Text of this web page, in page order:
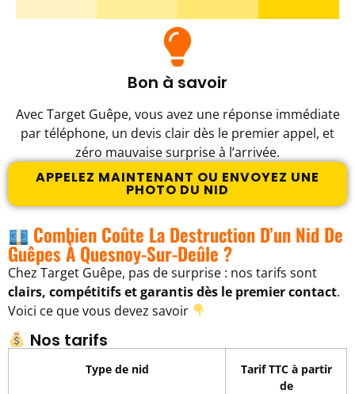
Bon à savoir
Avec Target Guêpe, vous avez une réponse immédiate
par téléphone, un devis clair dès le premier appel, et
zéro mauvaise surprise à l’arrivée.
APPELEZ MAINTENANT OU ENVOYEZ UNE
PHOTO DU NID
Combien Coûte La Destruction D’un Nid De
Guêpes À Quesnoy-Sur-Deûle ?
Chez Target Guêpe, pas de surprise : nos tarifs sont
clairs, compétitifs et garantis dès le premier contact.
Voici ce que vous devez savoir
Nos tarifs
Type de nid
Tarif TTC à partir
de